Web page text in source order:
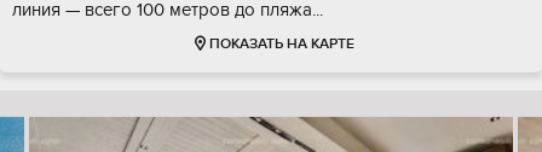
линия — всего 100 метров до пляжа...
ПОКАЗАТЬ НА КАРТЕ